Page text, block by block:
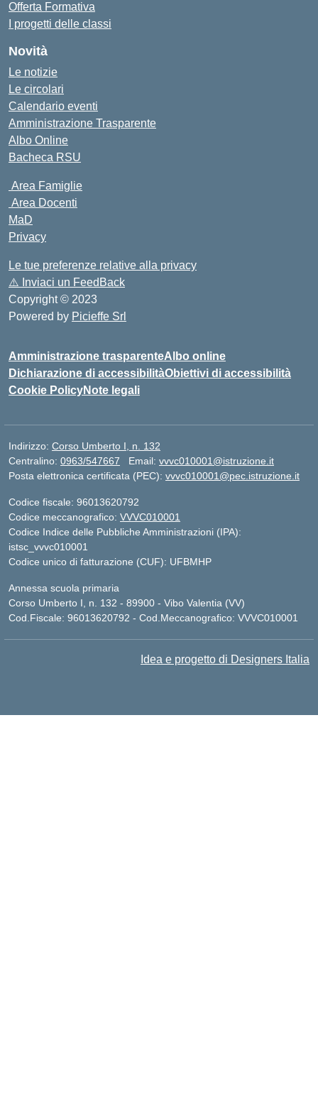
Offerta Formativa
I progetti delle classi
Novità
Le notizie
Le circolari
Calendario eventi
Amministrazione Trasparente
Albo Online
Bacheca RSU
Area Famiglie
Area Docenti
MaD
Privacy
Le tue preferenze relative alla privacy
⚠️ Inviaci un FeedBack
Copyright © 2023
Powered by Picieffe Srl
Amministrazione trasparenteAlbo online
Dichiarazione di accessibilitàObiettivi di accessibilità
Cookie PolicyNote legali
Indirizzo: Corso Umberto I, n. 132
Centralino: 0963/547667 Email: vvvc010001@istruzione.it
Posta elettronica certificata (PEC): vvvc010001@pec.istruzione.it
Codice fiscale: 96013620792
Codice meccanografico: VVVC010001
Codice Indice delle Pubbliche Amministrazioni (IPA):
istsc_vvvc010001
Codice unico di fatturazione (CUF): UFBMHP
Annessa scuola primaria
Corso Umberto I, n. 132 - 89900 - Vibo Valentia (VV)
Cod.Fiscale: 96013620792 - Cod.Meccanografico: VVVC010001
Idea e progetto di Designers Italia